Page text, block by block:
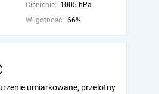
Ciśnienie: 1005 hPa
Wilgotność: 66%
umiarkowane, przelotny